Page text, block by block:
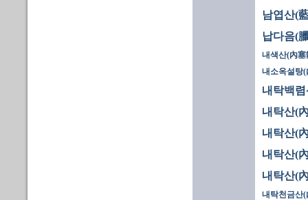
남엽산(
납다음(
내색산(內塞
내소옥설탕
내탁백
내탁산(
내탁산(
내탁산(
내탁산(
내탁천금산